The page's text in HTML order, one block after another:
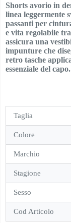
Shorts avorio in
linea leggermente
passanti per
e vita regolabile
assicura una
impunture che
retro tasche
essenziale del capo.
Taglia
Colore
Marchio
Stagione
Sesso
Cod Articolo